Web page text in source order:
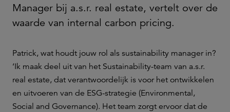
Manager bij a.s.r. real estate, vertelt over de
waarde van internal carbon pricing.
Patrick, wat houdt jouw rol als sustainability manager in?
‘Ik maak deel uit van het Sustainability-team van a.s.r.
real estate, dat verantwoordelijk is voor het ontwikkelen
en uitvoeren van de ESG-strategie (Environmental,
Social and Governance). Het team zorgt ervoor dat de